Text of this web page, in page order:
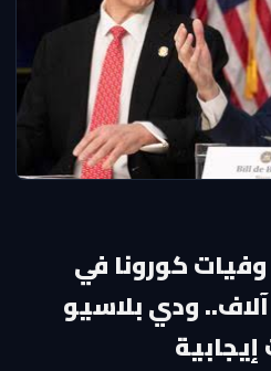
كورونا في
نيويورك حاجز الـ10 آلاف.. ودي بلاسيو